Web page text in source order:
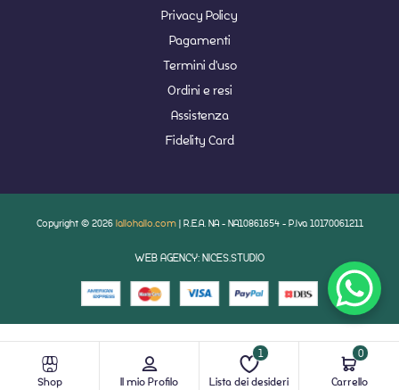
Shop Il mio Profilo Lista dei desideri
1
Carrello
0
Privacy Policy
Pagamenti
Termini d'uso
Ordini e resi
Assistenza
Fidelity Card
Copyright © 2026 lallohallo.com | R.E.A. NA - NA10861654 - P.Iva 10170061211
WEB AGENCY: NICES.STUDIO